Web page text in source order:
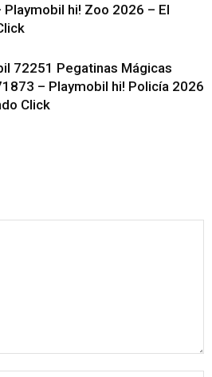
Playmobil hi! Zoo 2026 – El
72251 Pegatinas Mágicas
– Playmobil hi! Policía 2026
Click